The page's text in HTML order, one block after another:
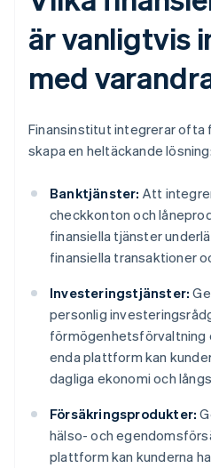
är vanligtvis
med
Finansinstitut integrerar
skapa en heltäckande lösning:
Banktjänster: Att
checkkonton och
finansiella tjänster
finansiella transaktioner
Investeringstjänster:
personlig
förmögenhetsförvaltning
enda plattform kan
dagliga ekonomi och
Försäkringsprodukter:
hälso- och
plattform kan kunderna